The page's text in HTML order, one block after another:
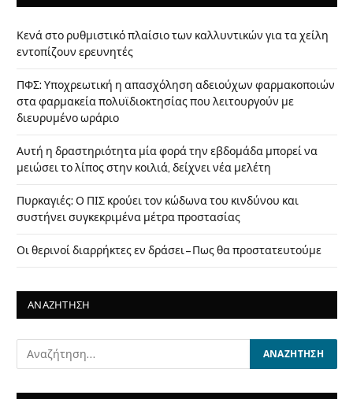
Κενά στο ρυθμιστικό πλαίσιο των καλλυντικών για τα χείλη
εντοπίζουν ερευνητές
ΠΦΣ: Υποχρεωτική η απασχόληση αδειούχων φαρμακοποιών
στα φαρμακεία πολυϊδιοκτησίας που λειτουργούν με
διευρυμένο ωράριο
Αυτή η δραστηριότητα μία φορά την εβδομάδα μπορεί να
μειώσει το λίπος στην κοιλιά, δείχνει νέα μελέτη
Πυρκαγιές: Ο ΠΙΣ κρούει τον κώδωνα του κινδύνου και
συστήνει συγκεκριμένα μέτρα προστασίας
Οι θερινοί διαρρήκτες εν δράσει – Πως θα προστατευτούμε
ΑΝΑΖΗΤΗΣΗ